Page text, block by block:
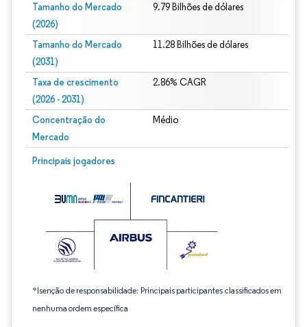
Tamanho do Mercado
(2026)
9.79 Bilhões de dólares
Tamanho do Mercado
(2031)
11.28 Bilhões de dólares
Taxa de crescimento
(2026 - 2031)
2.86% CAGR
Concentração do
Mercado
Médio
Principais jogadores
*Isenção de responsabilidade: Principais participantes classificados em
nenhuma ordem específica
Imagem © Mordor Intelligence. O reuso requer atribuição conforme CC BY 4.0.